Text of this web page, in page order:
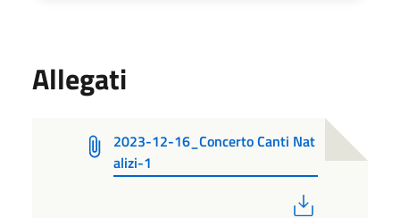
Allegati
2023-12-16_Concerto Canti Nat
alizi-1